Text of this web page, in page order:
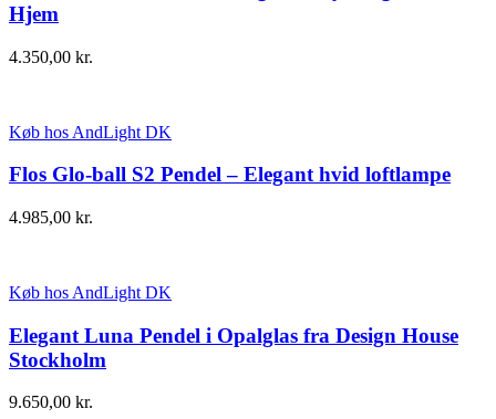
Hjem
4.350,00 kr.
Køb hos AndLight DK
Flos Glo-ball S2 Pendel – Elegant hvid loftlampe
4.985,00 kr.
Køb hos AndLight DK
Elegant Luna Pendel i Opalglas fra Design House
Stockholm
9.650,00 kr.